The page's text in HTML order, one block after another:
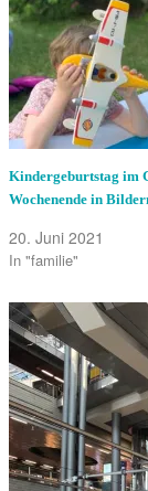
Kindergeburtstag im
Wochenende in
20. Juni 2021
In "familie"